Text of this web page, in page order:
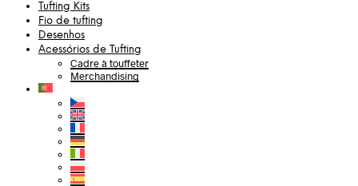
Tufting Kits
Fio de tufting
Desenhos
Acessórios de Tufting
Cadre à touffeter
Merchandising